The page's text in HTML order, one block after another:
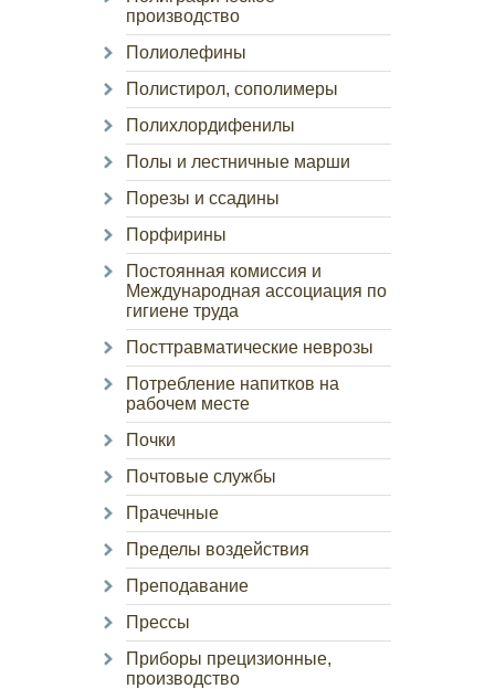
производство
Полиолефины
Полистирол, сополимеры
Полихлордифенилы
Полы и лестничные марши
Порезы и ссадины
Порфирины
Постоянная комиссия и
Международная ассоциация по
гигиене труда
Посттравматические неврозы
Потребление напитков на
рабочем месте
Почки
Почтовые службы
Прачечные
Пределы воздействия
Преподавание
Прессы
Приборы прецизионные,
производство